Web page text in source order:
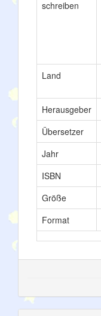
schreiben
Land
Herausgeber
Übersetzer
Jahr
ISBN
Größe
Format